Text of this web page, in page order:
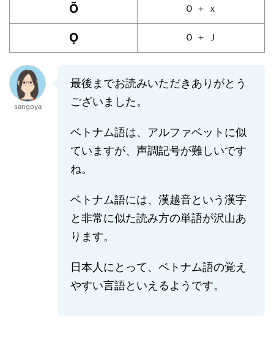
Õ Ｏ ＋ ｘ
Ọ Ｏ ＋ Ｊ
sangoya
最後までお読みいただきありがとう
ございました。
ベトナム語は、アルファベットに似
ていますが、声調記号が難しいです
ね。
ベトナム語には、漢越音という漢字
と非常に似た読み方の単語が沢山あ
ります。
日本人にとって、ベトナム語の覚え
やすい言語といえるようです。